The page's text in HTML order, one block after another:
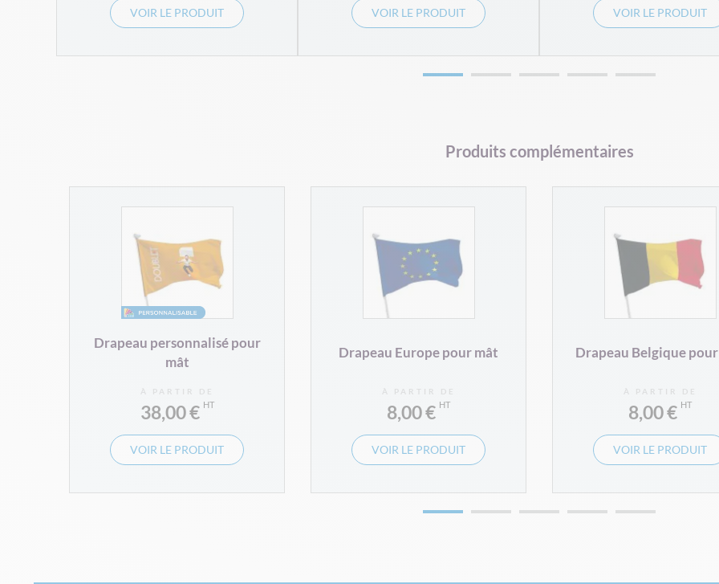
VOIR LE PRODUIT VOIR LE PRODUIT VOIR LE PRODUIT
Produits complémentaires
Drapeau personnalisé pour
mât
À PARTIR DE
38,00 €
VOIR LE PRODUIT
Drapeau Europe pour mât
À PARTIR DE
8,00 €
VOIR LE PRODUIT
Drapeau Belgique
À PARTIR DE
8,00 €
VOIR LE PRODUIT